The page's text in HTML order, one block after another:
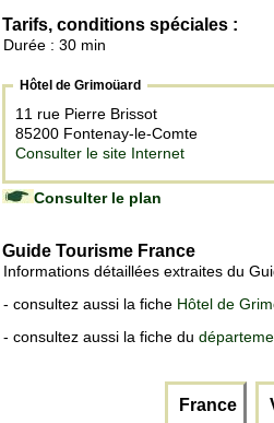
Tarifs, conditions spéciales :
Durée : 30 min
Hôtel de Grimoüard
11 rue Pierre Brissot
85200 Fontenay-le-Comte
Consulter le site Internet
Consulter le plan
Guide Tourisme France
Informations détaillées extraites du
- consultez aussi la fiche Hôtel de
- consultez aussi la fiche du
France